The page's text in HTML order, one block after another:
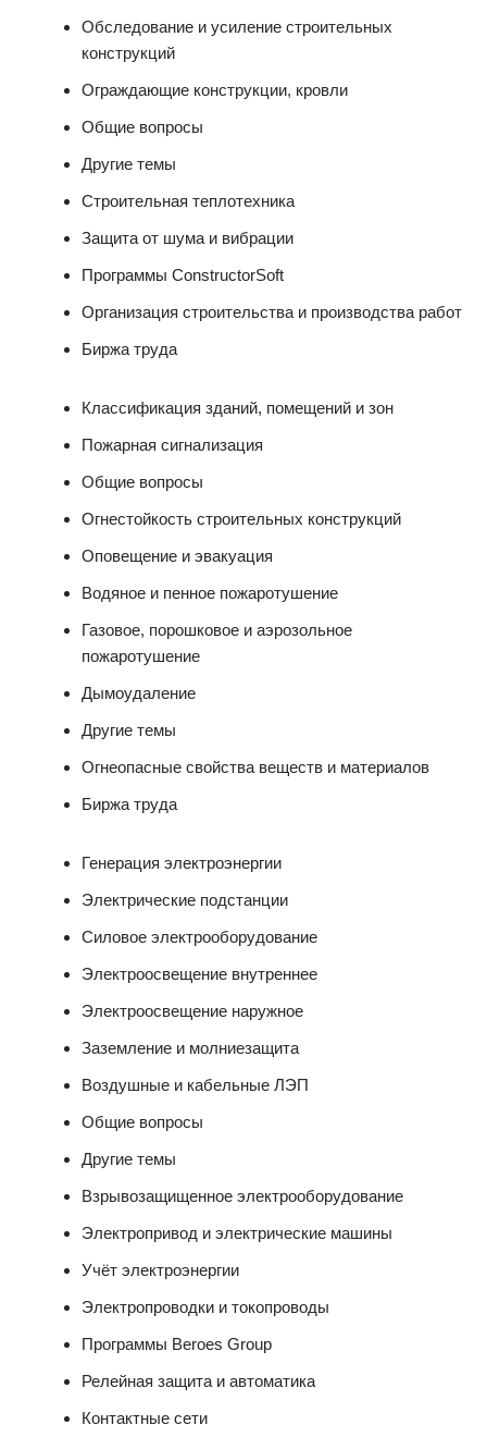
Обследование и усиление строительных
конструкций
Ограждающие конструкции, кровли
Общие вопросы
Другие темы
Строительная теплотехника
Защита от шума и вибрации
Программы ConstructorSoft
Организация строительства и производства работ
Биржа труда
Классификация зданий, помещений и зон
Пожарная сигнализация
Общие вопросы
Огнестойкость строительных конструкций
Оповещение и эвакуация
Водяное и пенное пожаротушение
Газовое, порошковое и аэрозольное
пожаротушение
Дымоудаление
Другие темы
Огнеопасные свойства веществ и материалов
Биржа труда
Генерация электроэнергии
Электрические подстанции
Силовое электрооборудование
Электроосвещение внутреннее
Электроосвещение наружное
Заземление и молниезащита
Воздушные и кабельные ЛЭП
Общие вопросы
Другие темы
Взрывозащищенное электрооборудование
Электропривод и электрические машины
Учёт электроэнергии
Электропроводки и токопроводы
Программы Beroes Group
Релейная защита и автоматика
Контактные сети